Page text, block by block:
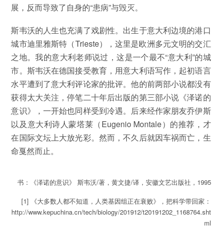
展，反而导致了自身的“患病”与毁灭。
斯韦沃的人生也充满了戏剧性。出生于意大利边境的港口
城市迪里雅斯特（Trieste），这里是欧洲多元文明的交汇
之地。我的意大利老师说过，这是一个最不“意大利”的城
市。斯韦沃在德国接受教育，用意大利语写作，起初语言
水平遭到了意大利评论家的批评。他的前两部小说都没有
获得太大关注，停笔二十年后出版的第三部小说《泽诺的
意识》，一开始也同样受到冷遇。后来经作家朋友乔伊斯
以及意大利诗人蒙塔莱（Eugenio Montale）的推荐，才
在国际文坛上大放光彩。然而，不久后就因车祸而亡，生
命戛然而止。
书：《泽诺的意识》 斯韦沃/著，黄文捷/译，安徽文艺出版社，1995
[1] 《大多数人都不知道，人类基因组正在衰败》，把科学带回家：
http://www.kepuchina.cn/tech/biology/201912/t20191202_1168764.sht
ml